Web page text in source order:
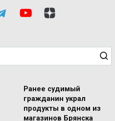
Ранее судимый
гражданин украл
продукты в одном из
магазинов Брянска